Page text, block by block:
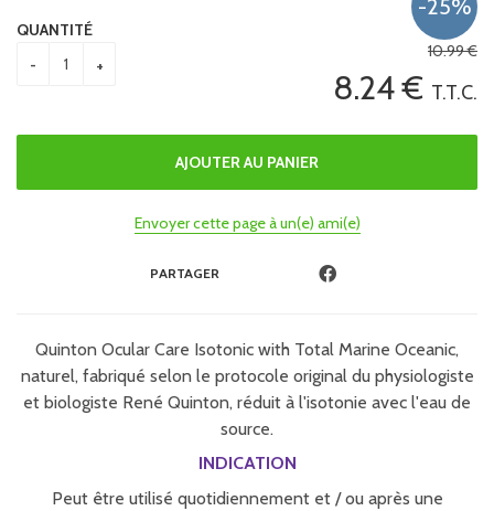
10.99€
8.24€ T.T.C.
QUANTITÉ
Envoyer cette page à un(e) ami(e)
PARTAGER
Quinton Ocular Care Isotonic with Total Marine Oceanic,
naturel, fabriqué selon le protocole original du physiologiste
et biologiste René Quinton, réduit à l'isotonie avec l'eau de
source.
INDICATION
Peut être utilisé quotidiennement et / ou après une